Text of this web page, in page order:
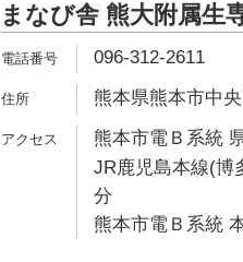
まなび舎 熊大附属生
096-312-2611
熊本県熊本市中
熊本市電Ｂ系統
JR鹿児島本線(博
分
熊本市電Ｂ系統